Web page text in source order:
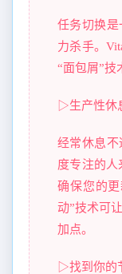
任务切换是
力杀手。
“面包屑”技
▷生产性休
经常休息不
度专注的人
确保您的
动”技术可
加点。
▷找到你的